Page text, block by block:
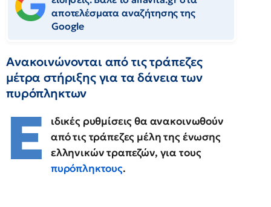
αποτελέσματα αναζήτησης της
Google
Ανακοινώνονται από τις τράπεζες
μέτρα στήριξης για τα δάνεια των
πυρόπληκτων
Ε
ιδικές ρυθμίσεις θα ανακοινωθούν
από τις τράπεζες μέλη της ένωσης
ελληνικών τραπεζών, για τους
πυρόπληκτους.